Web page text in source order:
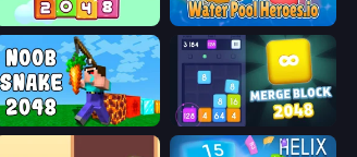
Inca Cubes 2048 Water Pool Heroes.io
Noob Snake 2048 Merge Block 2048